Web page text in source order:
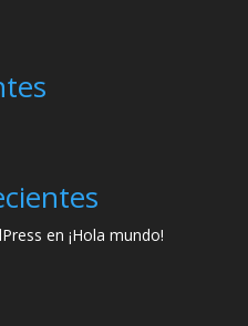
en ¡Hola mundo!